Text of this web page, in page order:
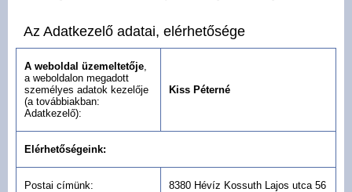
Szolgáltatások
Kisfaludy program
Hasznos információk
Az Adatkezelő adatai, elérhetősége
A weboldal üzemeltetője,
a weboldalon megadott
személyes adatok kezelője
(a továbbiakban:
Adatkezelő):
Kiss Péterné
Elérhetőségeink:
Postai címünk: 8380 Hévíz Kossuth Lajos utca 56